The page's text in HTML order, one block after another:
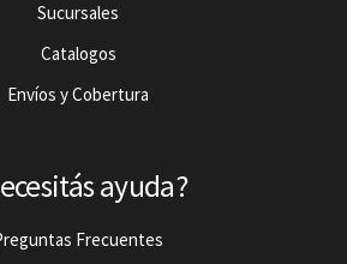
Sucursales
Catalogos
Envíos y Cobertura
ayuda?
Frecuentes